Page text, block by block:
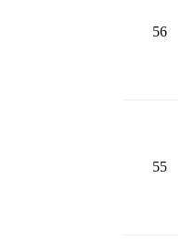
56
55